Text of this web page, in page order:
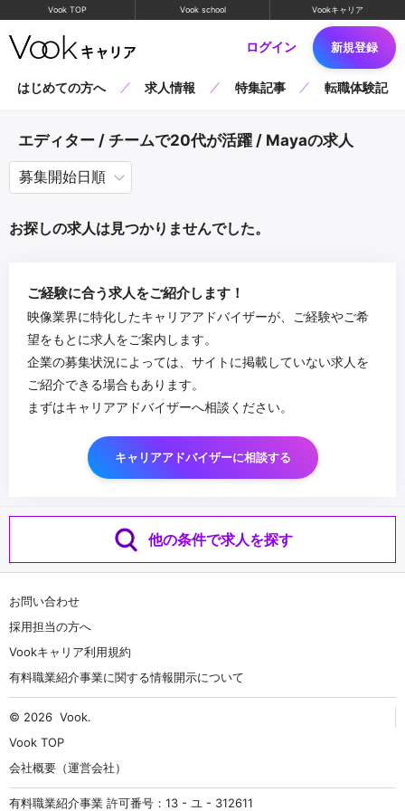
Vook TOP Vook school Vookキャリア
ログイン 新規登録
はじめての方へ 求人情報 特集記事 転職体験記
エディター / チームで20代が活躍 / Mayaの求人
お探しの求人は見つかりませんでした。
ご経験に合う求人をご紹介します！
映像業界に特化したキャリアアドバイザーが、ご経験やご希
望をもとに求人をご案内します。
企業の募集状況によっては、サイトに掲載していない求人を
ご紹介できる場合もあります。
まずはキャリアアドバイザーへ相談ください。
キャリアアドバイザーに相談する
他の条件で求人を探す
お問い合わせ
採用担当の方へ
Vookキャリア利用規約
有料職業紹介事業に関する情報開示について
© 2026 Vook.
Vook TOP
会社概要（運営会社）
有料職業紹介事業 許可番号：13 - ユ - 312611